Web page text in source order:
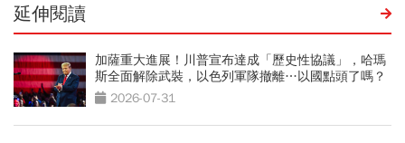
延伸閱讀
加薩重大進展！川普宣布達成「歷史性協議」，哈瑪
斯全面解除武裝，以色列軍隊撤離…以國點頭了嗎？
2026-07-31